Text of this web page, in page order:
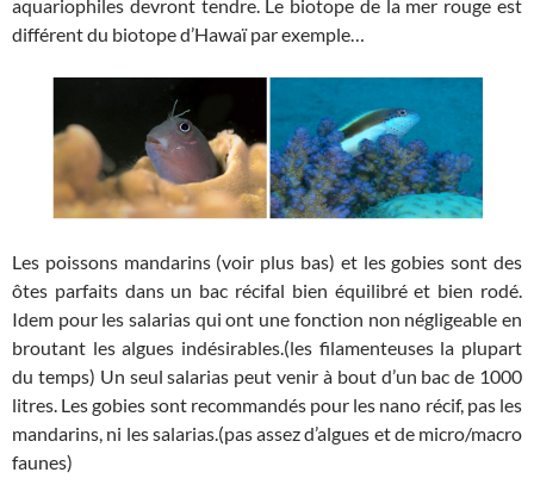
aquariophiles devront tendre. Le biotope de la mer rouge est
différent du biotope d’Hawaï par exemple…
Les poissons mandarins (voir plus bas) et les gobies sont des
ôtes parfaits dans un bac récifal bien équilibré et bien rodé.
Idem pour les salarias qui ont une fonction non négligeable en
broutant les algues indésirables.(les filamenteuses la plupart
du temps) Un seul salarias peut venir à bout d’un bac de 1000
litres. Les gobies sont recommandés pour les nano récif, pas les
mandarins, ni les salarias.(pas assez d’algues et de micro/macro
faunes)